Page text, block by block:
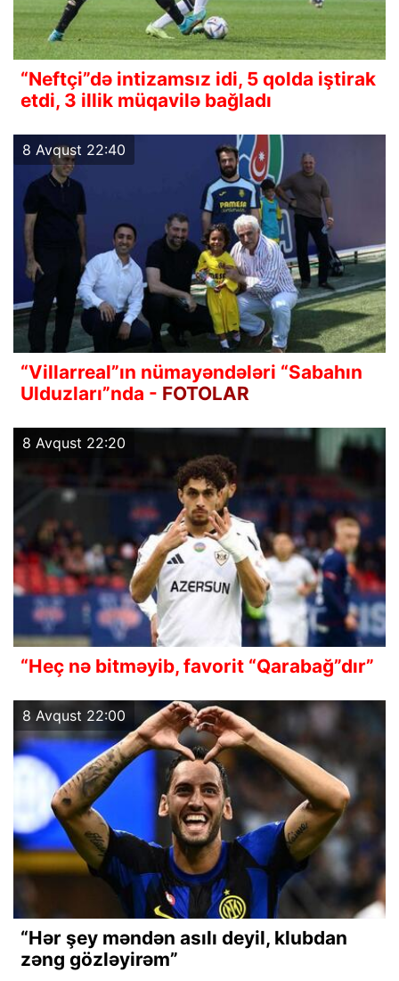
“Neftçi”də intizamsız idi, 5 qolda iştirak
etdi, 3 illik müqavilə bağladı
8 Avqust 22:40
“Villarreal”ın nümayəndələri “Sabahın
Ulduzları”nda - FOTOLAR
8 Avqust 22:20
“Heç nə bitməyib, favorit “Qarabağ”dır”
8 Avqust 22:00
“Hər şey məndən asılı deyil, klubdan
zəng gözləyirəm”